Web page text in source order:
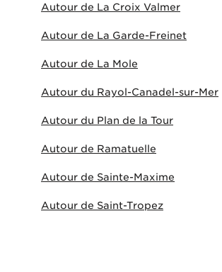
Autour de La Croix Valmer
Autour de La Garde-Freinet
Autour de La Mole
Autour du Rayol-Canadel-sur-Mer
Autour du Plan de la Tour
Autour de Ramatuelle
Autour de Sainte-Maxime
Autour de Saint-Tropez